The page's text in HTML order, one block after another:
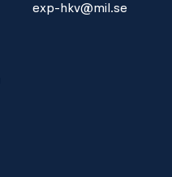
exp-hkv@mil.se